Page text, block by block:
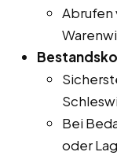
Abrufen
Bei
oder